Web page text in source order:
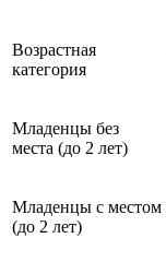
Возрастная
категория
Младенцы без
места (до 2 лет)
Младенцы с местом
(до 2 лет)